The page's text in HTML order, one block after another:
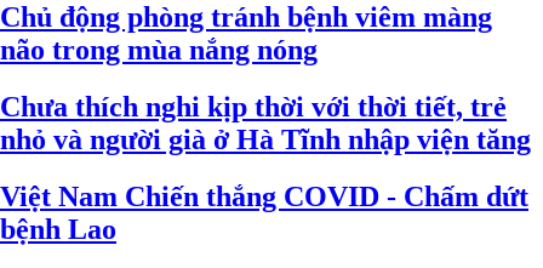
Chủ động phòng tránh bệnh viêm màng
não trong mùa nắng nóng
Chưa thích nghi kịp thời với thời tiết, trẻ
nhỏ và người già ở Hà Tĩnh nhập viện tăng
Việt Nam Chiến thắng COVID - Chấm dứt
bệnh Lao